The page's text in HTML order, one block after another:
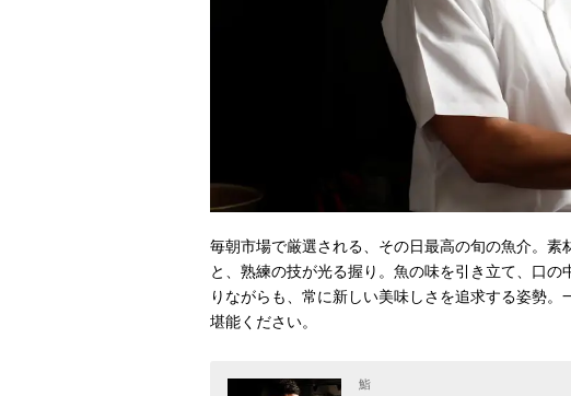
毎朝市場で厳選される、その日最高の旬の魚介。
と、熟練の技が光る握り。魚の味を引き立て、口
りながらも、常に新しい美味しさを追求する姿勢
堪能ください。
鮨